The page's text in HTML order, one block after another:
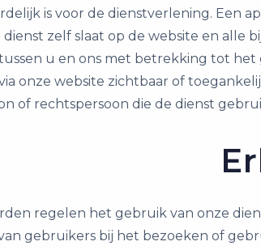
is voor de dienstverlening. Een
zelf slaat op de website en
u en ons met betrekking tot
onze website zichtbaar of
of rechtspersoon die de dienst
regelen het gebruik van onze
gebruikers bij het bezoeken of